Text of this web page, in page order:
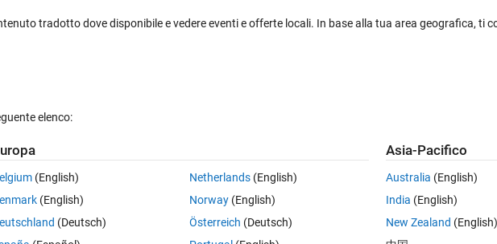
Accedi
matches to us such like Shazam. What is the best way to take audio
Richiesto:
il 21 Mar
Commentato:
tradotto dove disponibile e vedere eventi e offerte locali. In base alla tua area geografica, ti
elenco:
(English)
(English)
(Deutsch)
Netherlands(English)
Norway(English)
Österreich (Deutsch)
Asia-Pacifico
Australia (English)
India (English)
New Zealand (English)